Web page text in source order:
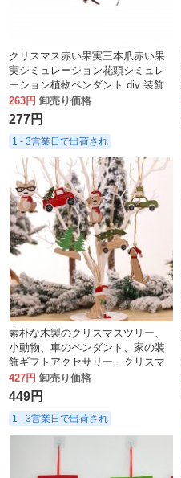
クリスマス赤い果実三本爪赤い果
実シミュレーション花頭シミュレ
ーション植物ペンダント diy 装飾
イースターリースアクセサリー
263円 卸売り価格
277円
1 - 3営業日で出荷され
素朴な木製のクリスマスツリー、
小動物、車のペンダント、家の装
飾ギフトアクセサリー、クリスマ
スペンダント、彫刻された木材チ
ップ。
427円 卸売り価格
449円
1 - 3営業日で出荷され